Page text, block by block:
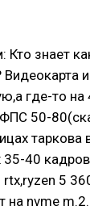
Кто знает
Видеокарта
где-то на
ФПС 50-
таркова
40
5
на nvme m.2.